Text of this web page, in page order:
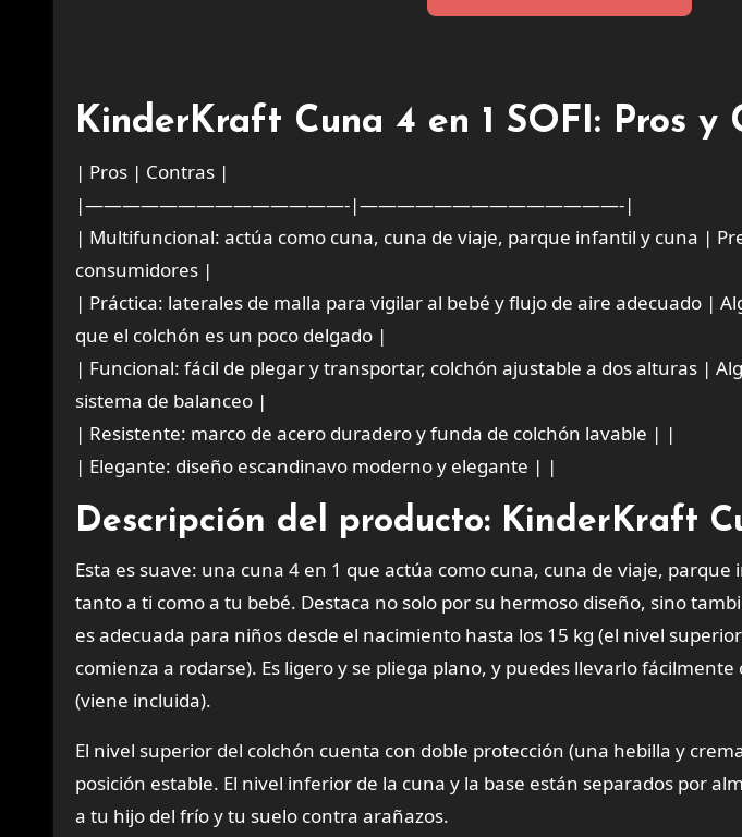
KinderKraft Cuna 4 en 1 SOFI: Pros y
| Pros | Contras |
|——————————————-|——————————————-|
| Multifuncional: actúa como cuna, cuna de viaje, parque infantil y cuna |
consumidores |
| Práctica: laterales de malla para vigilar al bebé y flujo de aire adecuado |
que el colchón es un poco delgado |
| Funcional: fácil de plegar y transportar, colchón ajustable a dos alturas |
sistema de balanceo |
| Resistente: marco de acero duradero y funda de colchón lavable | |
| Elegante: diseño escandinavo moderno y elegante | |
Descripción del producto: KinderKraft
Esta es suave: una cuna 4 en 1 que actúa como cuna, cuna de viaje, parque
tanto a ti como a tu bebé. Destaca no solo por su hermoso diseño, sino
es adecuada para niños desde el nacimiento hasta los 15 kg (el nivel
comienza a rodarse). Es ligero y se pliega plano, y puedes llevarlo
(viene incluida).
El nivel superior del colchón cuenta con doble protección (una hebilla y
posición estable. El nivel inferior de la cuna y la base están separados por
a tu hijo del frío y tu suelo contra arañazos.